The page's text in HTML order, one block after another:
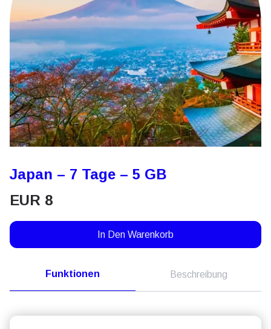
Japan – 7 Tage – 5 GB
EUR 8
In Den Warenkorb
Funktionen Beschreibung